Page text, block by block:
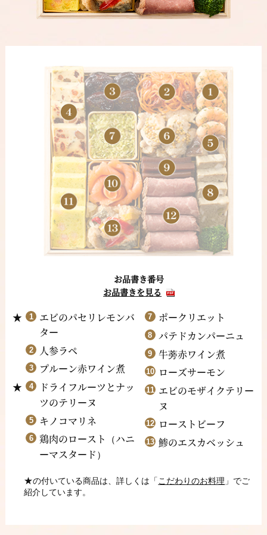
お品書き番号
お品書きを見る
エビのパセリレモンバ
ター
人参ラペ
プルー ン赤ワイン煮
ドライフルーツとナッ
ツのテリ ー ヌ
キノコマリネ
鶏肉のロースト （ハニ
ーマスター ド ）
ポークリエット
パテドカンパーニュ
牛蒡赤ワイン煮
ローズサーモン
エビのモザイクテリ ー
ヌ
ローストビー フ
鯵のエスカベッシュ
★の付いている商品は、詳しくは「 こだわりのお料理 」でご
紹介しています。